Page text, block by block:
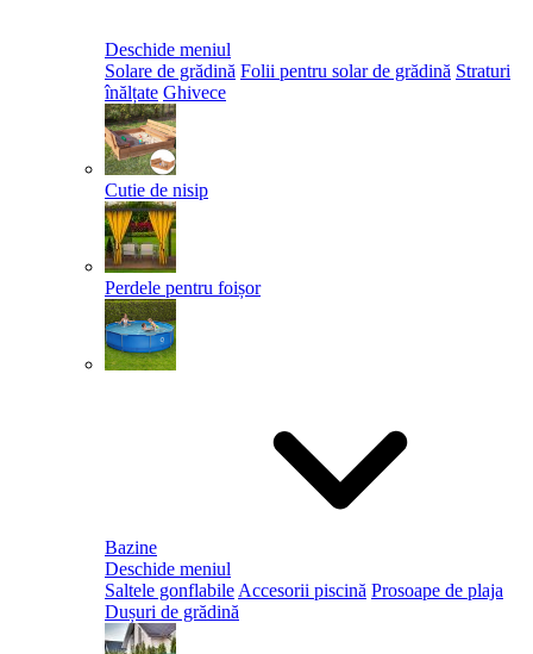
Deschide meniul
Solare de grădină Folii pentru solar de grădină Straturi
înălțate Ghivece
Cutie de nisip
Perdele pentru foișor
Bazine
Deschide meniul
Saltele gonflabile Accesorii piscină Prosoape de plaja
Dușuri de grădină